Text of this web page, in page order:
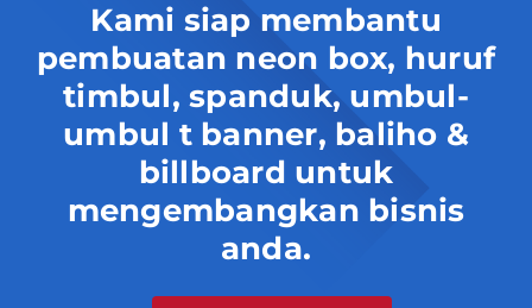
Kami siap membantu
pembuatan neon box, huruf
timbul, spanduk, umbul-
umbul t banner, baliho &
billboard untuk
mengembangkan bisnis
anda.